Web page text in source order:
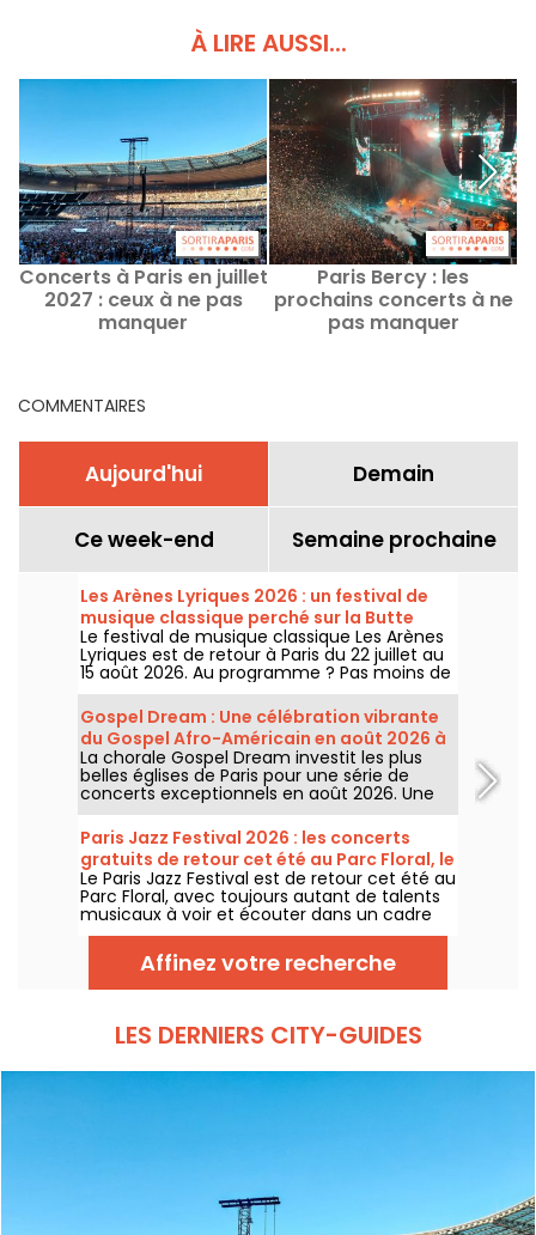
À LIRE AUSSI...
Concerts à Paris en juillet
2027 : ceux à ne pas
manquer
Paris Bercy : les
prochains concerts à ne
pas manquer
COMMENTAIRES
Aujourd'hui Demain
Ce week-end Semaine prochaine
Les Arènes Lyriques 2026 : un festival de
musique classique perché sur la Butte
Montmartre
Le festival de musique classique Les Arènes
Lyriques est de retour à Paris du 22 juillet au
15 août 2026. Au programme ? Pas moins de
16 concerts donnés au sein des Arènes de
Montmartre, un cadre idyllique pour écouter
les grands classiques.
Gospel Dream : Une célébration vibrante
du Gospel Afro-Américain en août 2026 à
Paris
La chorale Gospel Dream investit les plus
belles églises de Paris pour une série de
concerts exceptionnels en août 2026. Une
expérience musicale unique qui célèbre
l'espoir, l'unité et la résilience à travers les
chants authentiques de l'Église Afro-
Américaine.
Paris Jazz Festival 2026 : les concerts
gratuits de retour cet été au Parc Floral, le
programme
Le Paris Jazz Festival est de retour cet été au
Parc Floral, avec toujours autant de talents
musicaux à voir et écouter dans un cadre
bucolique. Voici le programme des concerts
gratuits à découvrir du 24 juin au 6
septembre 2026 !
Affinez votre recherche
LES DERNIERS CITY-GUIDES